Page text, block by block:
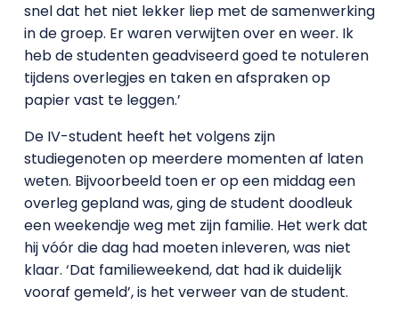
snel dat het niet lekker liep met de samenwerking
in de groep. Er waren verwijten over en weer. Ik
heb de studenten geadviseerd goed te notuleren
tijdens overlegjes en taken en afspraken op
papier vast te leggen.’
De IV-student heeft het volgens zijn
studiegenoten op meerdere momenten af laten
weten. Bijvoorbeeld toen er op een middag een
overleg gepland was, ging de student doodleuk
een weekendje weg met zijn familie. Het werk dat
hij vóór die dag had moeten inleveren, was niet
klaar. ‘Dat familieweekend, dat had ik duidelijk
vooraf gemeld’, is het verweer van de student.